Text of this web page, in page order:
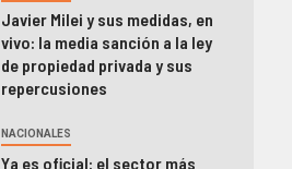
Javier Milei y sus medidas, en
vivo: la media sanción a la ley
de propiedad privada y sus
repercusiones
NACIONALES
Ya es oficial: el sector más